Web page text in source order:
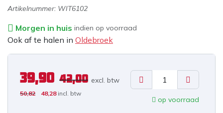
Artikelnummer: WIT6102
Morgen in huis indien op voorraad
Ook af te halen in Oldebroek
39,90 42,00 excl. btw
50,82 48,28 incl. btw
op voorraad